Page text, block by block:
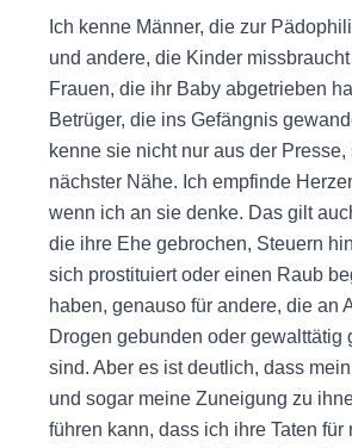
Ich kenne Männer, die zur
und andere, die Kinder
Frauen, die ihr Baby abgetrieben
Betrüger, die ins Gefängnis
kenne sie nicht nur aus der
nächster Nähe. Ich empfinde
wenn ich an sie denke. Das gilt
die ihre Ehe gebrochen, Steuern
sich prostituiert oder einen Raub
haben, genauso für andere, die an
Drogen gebunden oder gewalttätig
sind. Aber es ist deutlich, dass mein
und sogar meine Zuneigung zu
führen kann, dass ich ihre Taten für